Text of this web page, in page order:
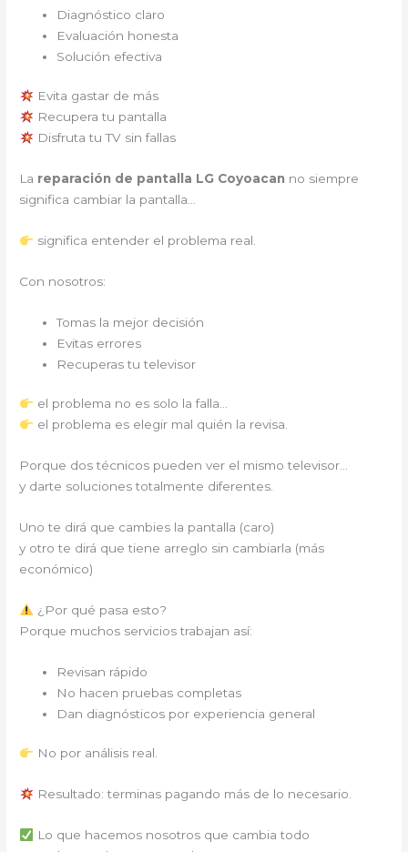
Diagnóstico claro
Evaluación honesta
Solución efectiva
Evita gastar de más
Recupera tu pantalla
Disfruta tu TV sin fallas
La reparación de pantalla LG Coyoacan no siempre
significa cambiar la pantalla…
significa entender el problema real.
Con nosotros:
Tomas la mejor decisión
Evitas errores
Recuperas tu televisor
el problema no es solo la falla…
el problema es elegir mal quién la revisa.
Porque dos técnicos pueden ver el mismo televisor…
y darte soluciones totalmente diferentes.
Uno te dirá que cambies la pantalla (caro)
y otro te dirá que tiene arreglo sin cambiarla (más
económico)
¿Por qué pasa esto?
Porque muchos servicios trabajan así:
Revisan rápido
No hacen pruebas completas
Dan diagnósticos por experiencia general
No por análisis real.
Resultado: terminas pagando más de lo necesario.
Lo que hacemos nosotros que cambia todo